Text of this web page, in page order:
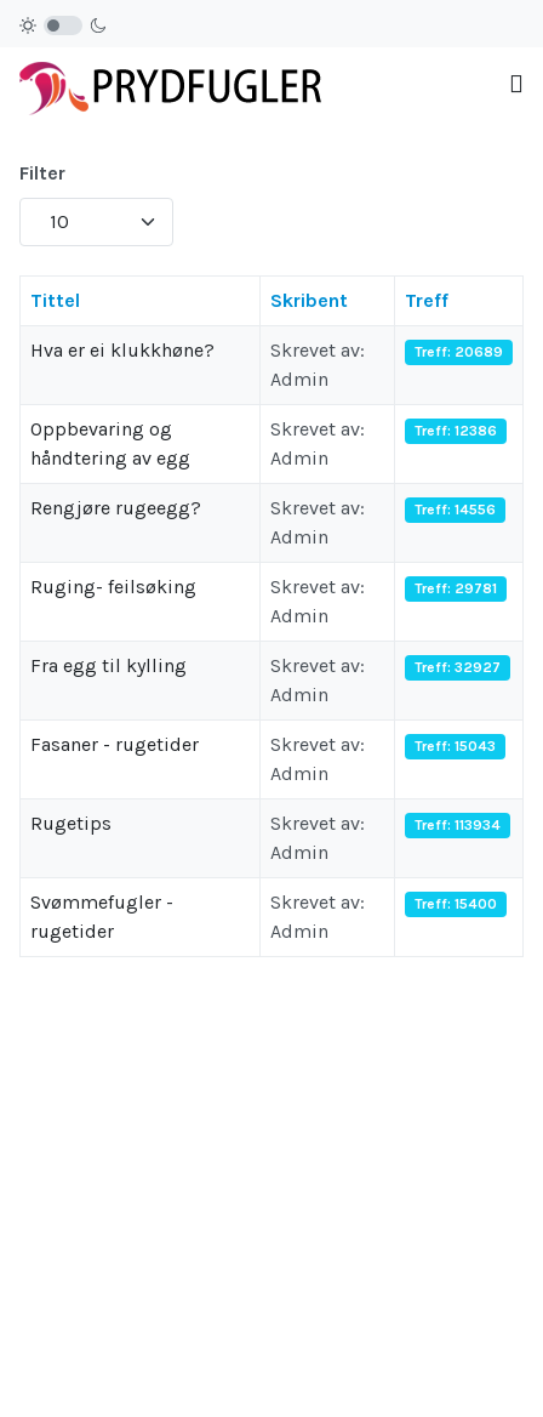
Filter
Antall som skal vises:
Tittel Skribent Treff
Hva er ei klukkhøne?
Skrevet av:
Admin
Treff: 20689
Oppbevaring og
håndtering av egg
Skrevet av:
Admin
Treff: 12386
Rengjøre rugeegg?
Skrevet av:
Admin
Treff: 14556
Ruging- feilsøking
Skrevet av:
Admin
Treff: 29781
Fra egg til kylling
Skrevet av:
Admin
Treff: 32927
Fasaner - rugetider
Skrevet av:
Admin
Treff: 15043
Rugetips
Skrevet av:
Admin
Treff: 113934
Svømmefugler -
rugetider
Skrevet av:
Admin
Treff: 15400